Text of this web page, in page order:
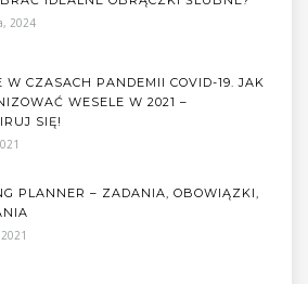
2024
W CZASACH PANDEMII COVID-19. JAK
WESELE W 2021 –
SIĘ!
PLANNER – ZADANIA, OBOWIĄZKI,